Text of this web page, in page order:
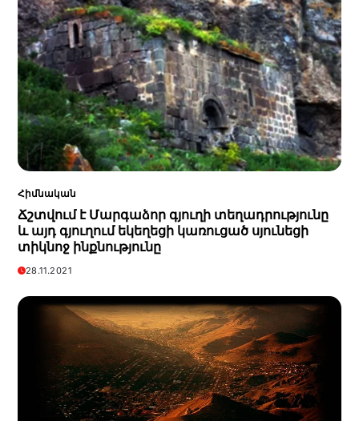
Հիմնական
Ճշտվում է Մարգաձոր գյուղի տեղադրությունը
և այդ գյուղում եկեղեցի կառուցած սյունեցի
տիկնոջ ինքնությունը
28.11.2021